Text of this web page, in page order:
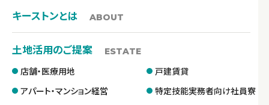
キーストンとは ABOUT
土地活用のご提案 ESTATE
店舗・医療用地
戸建賃貸
アパート・マンション経営
特定技能実務者向け社員寮